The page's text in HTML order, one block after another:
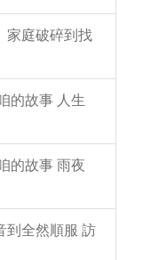
家庭破碎到找
的故事 人生
的故事 雨夜
到全然順服 訪